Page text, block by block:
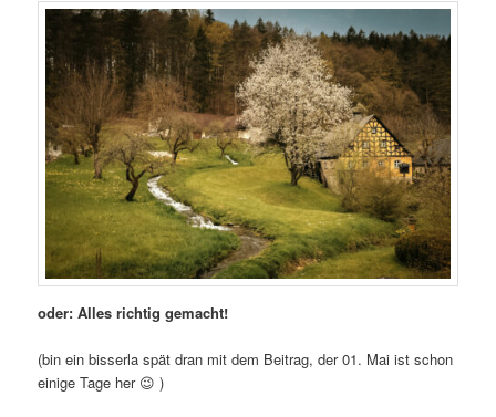
oder: Alles richtig gemacht!
(bin ein bisserla spät dran mit dem Beitrag, der 01. Mai ist schon
einige Tage her 😉 )